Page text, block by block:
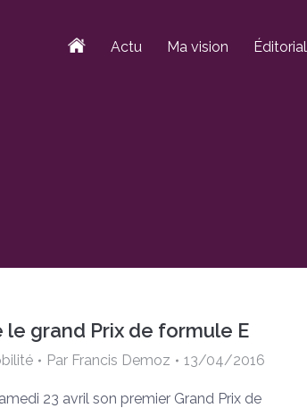
Actu Ma vision Éditorial
le grand Prix de formule E
Par Francis Demoz 13/04/2016
23 avril son premier Grand Prix de